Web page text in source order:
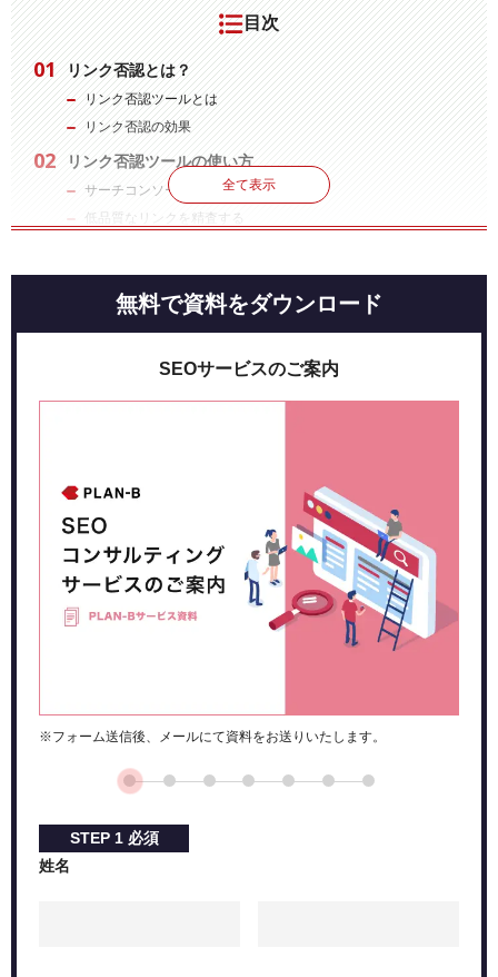
目次
リンク否認とは？
リンク否認ツールとは
リンク否認の効果
リンク否認ツールの使い方
サーチコンソールで被リンクを調べる
低品質なリンクを精査する
否認テキストファイルのアップロード
否認ツールを使う前に
削除できないリンクに否認ツールを使用
リンク否認ツールの注意点
リンクの否認には注意が必要
Q. Googleからの否認完了連絡がない
Q. 否認ツールを使ったがサーチコンソールのリンク一覧には表
示されている。なぜ表示されたままなのか？
Q. 最新のペンギンアップデートでスパムリンクは無効化される
ようになったため否認ツールは使わなくても大丈夫？
まとめ
全て表示
無料で資料をダウンロード
※フォーム送信後、メールにて資料をお送りいたします。
SEOサービスのご案内
STEP 1 必須
姓名